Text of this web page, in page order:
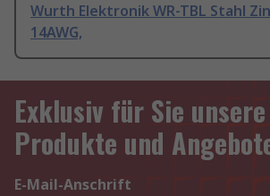
Wurth Elektronik WR-TBL Stahl
14AWG,
Exklusiv für Sie
Produkte und
E-Mail-Anschrift